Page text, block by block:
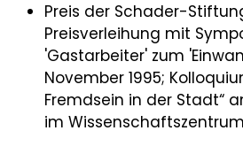
Preis der Schader-
Preisverleihung mit
'Gastarbeiter' zum
November 1995;
Fremdsein in der Stadt“
im